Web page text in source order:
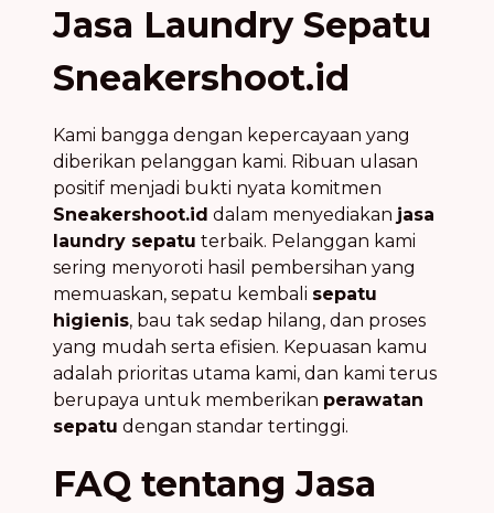
Jasa Laundry Sepatu
Sneakershoot.id
Kami bangga dengan kepercayaan yang
diberikan pelanggan kami. Ribuan ulasan
positif menjadi bukti nyata komitmen
Sneakershoot.id dalam menyediakan jasa
laundry sepatu terbaik. Pelanggan kami
sering menyoroti hasil pembersihan yang
memuaskan, sepatu kembali sepatu
higienis, bau tak sedap hilang, dan proses
yang mudah serta efisien. Kepuasan kamu
adalah prioritas utama kami, dan kami terus
berupaya untuk memberikan perawatan
sepatu dengan standar tertinggi.
FAQ tentang Jasa